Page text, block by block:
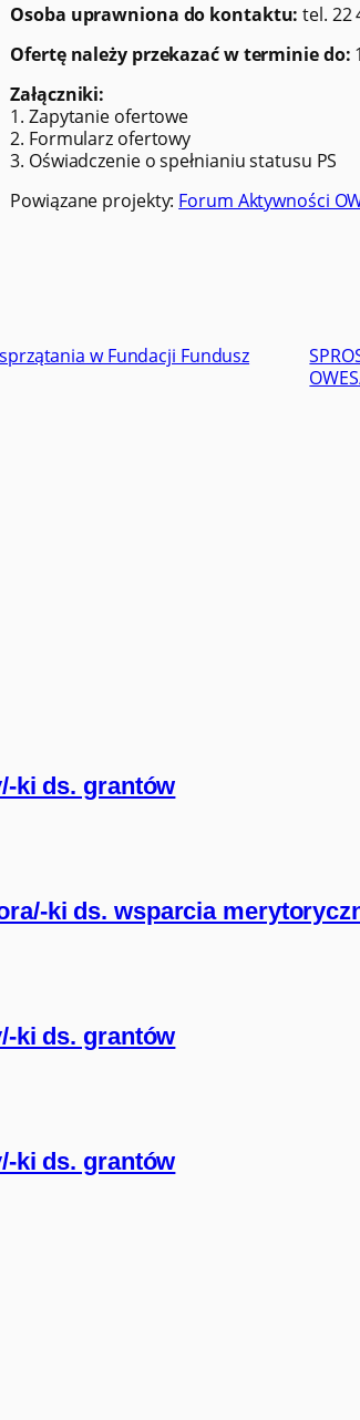
Osoba uprawniona do kontaktu: tel. 22
Ofertę należy przekazać w terminie do:
Załączniki:
1. Zapytanie ofertowe
2. Formularz ofertowy
3. Oświadczenie o spełnianiu statusu PS
Powiązane projekty: Forum Aktywności
w Fundacji Fundusz
ki ds. grantów
ki ds. wsparcia
ki ds. grantów
ki ds. grantów